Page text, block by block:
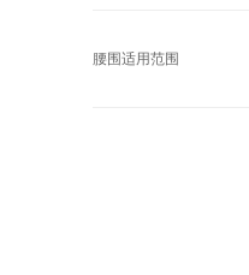
腰围适用范围